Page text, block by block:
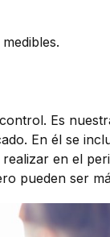
Es
En él se
en el
pueden ser